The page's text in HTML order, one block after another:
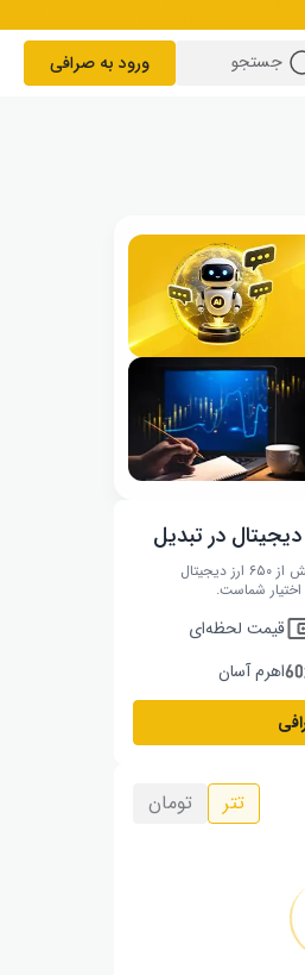
ورود به صرافی
در تبدیل
فرصت کسب سود از خرید و فروش بیش از ۶۵۰ ارز دیجیتال
قیمت لحظه‌ای
اهرم آسان
تتر تومان